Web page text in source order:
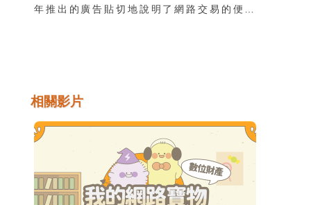
年推出的廣告貼切地說明了網路交易的便利
交易詐騙及安全的交易等便顯得很重要。
相關影片